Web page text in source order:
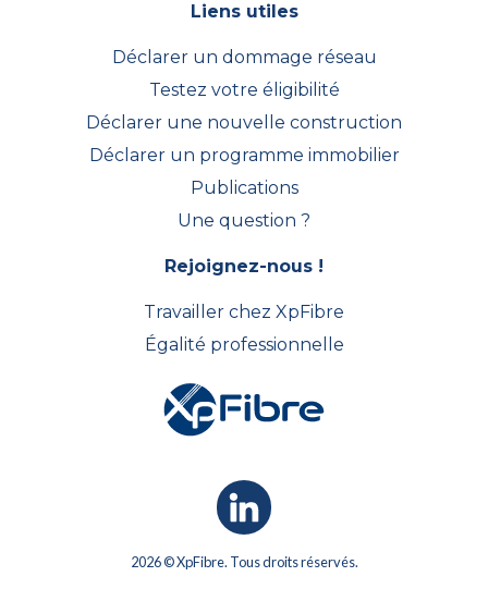
Liens utiles
Déclarer un dommage réseau
Testez votre éligibilité
Déclarer une nouvelle construction
Déclarer un programme immobilier
Publications
Une question ?
Rejoignez-nous !
Travailler chez XpFibre
Égalité professionnelle
2026 © XpFibre. Tous droits réservés.